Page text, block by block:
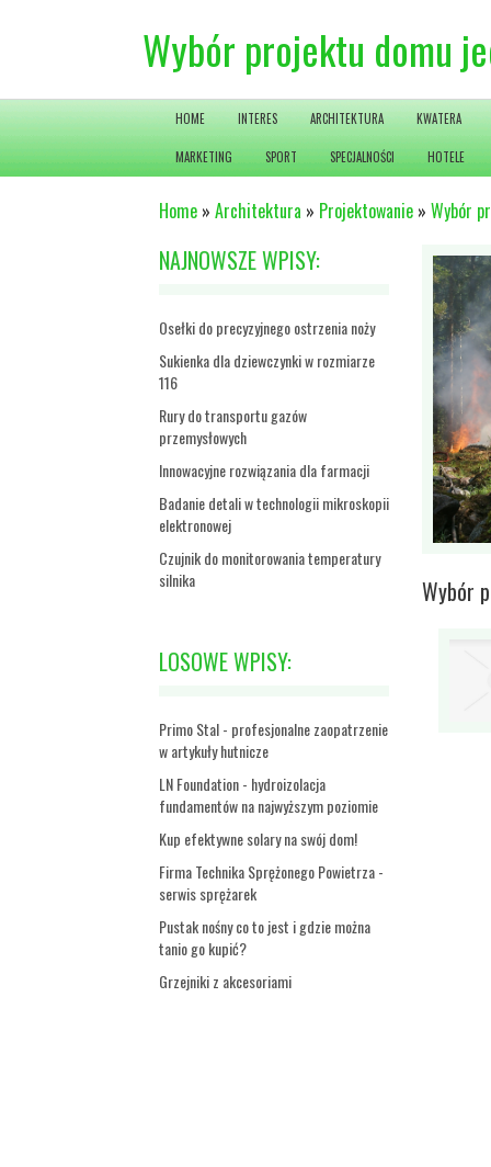
Wybór projektu domu
HOME INTERES ARCHITEKTURA KWATERA
MARKETING SPORT SPECJALNOŚCI HOTELE
Home » Architektura » Projektowanie » Wybór
NAJNOWSZE WPISY:
Osełki do precyzyjnego ostrzenia noży
Sukienka dla dziewczynki w rozmiarze
116
Rury do transportu gazów
przemysłowych
Innowacyjne rozwiązania dla farmacji
Badanie detali w technologii mikroskopii
elektronowej
Czujnik do monitorowania temperatury
silnika
LOSOWE WPISY:
Primo Stal - profesjonalne zaopatrzenie
w artykuły hutnicze
LN Foundation - hydroizolacja
fundamentów na najwyższym poziomie
Kup efektywne solary na swój dom!
Firma Technika Sprężonego Powietrza -
serwis sprężarek
Pustak nośny co to jest i gdzie można
tanio go kupić?
Grzejniki z akcesoriami
Wybór